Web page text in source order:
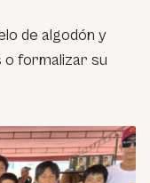
de algodón y
o formalizar su